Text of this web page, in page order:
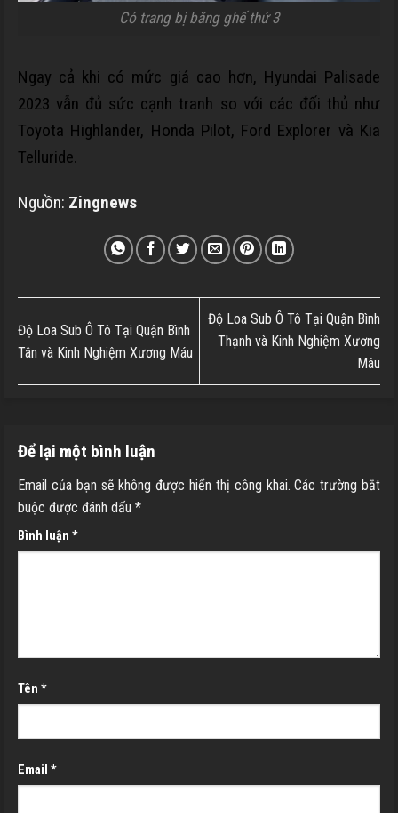
Có trang bị băng ghế thứ 3
Ngay cả khi có mức giá cao hơn, Hyundai Palisade
2023 vẫn đủ sức cạnh tranh so với các đối thủ như
Toyota Highlander, Honda Pilot, Ford Explorer và Kia
Telluride.
Nguồn: Zingnews
Độ Loa Sub Ô Tô Tại Quận Bình
Tân và Kinh Nghiệm Xương Máu
Độ Loa Sub Ô Tô Tại Quận Bình
Thạnh và Kinh Nghiệm Xương
Máu
Để lại một bình luận
Email của bạn sẽ không được hiển thị công khai. Các trường bắt
buộc được đánh dấu *
Bình luận *
Tên *
Email *